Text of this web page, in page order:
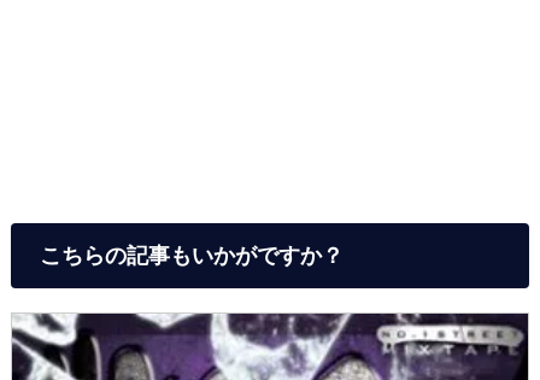
こちらの記事もいかがですか？